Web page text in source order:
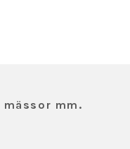
mm.